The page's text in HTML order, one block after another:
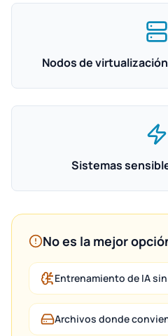
Nodos de
Sistemas
No es la mejor
Entrenamiento de IA
Archivos donde